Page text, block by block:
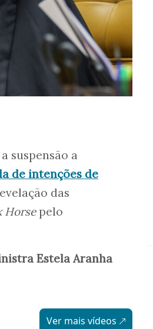
suspensão a
de intenções de
das
Horsepelo
Estela Aranha
Ver mais vídeos